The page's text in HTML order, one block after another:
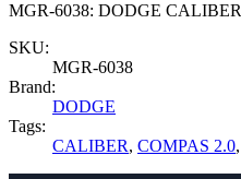
MGR-6038: DODGE
SKU:
MGR-6038
Brand:
DODGE
Tags:
CALIBER, COMPAS 2.0,